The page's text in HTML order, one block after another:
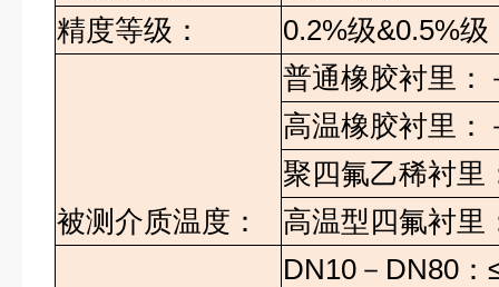
精度等级：
0.2%级&0.5%级
被测介质温度：
普通橡胶衬里
高温橡胶衬里
聚四氟乙稀衬
高温型四氟衬
DN10－DN80：